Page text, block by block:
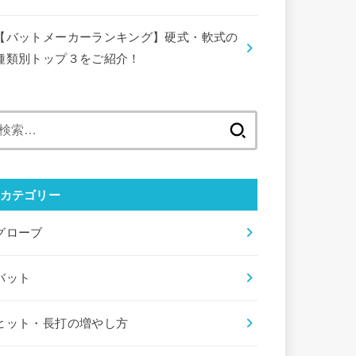
【バットメーカーランキング】硬式・軟式の
類別トップ３をご紹介！
カテゴリー
ローブ
ット
ット・長打の増やし方